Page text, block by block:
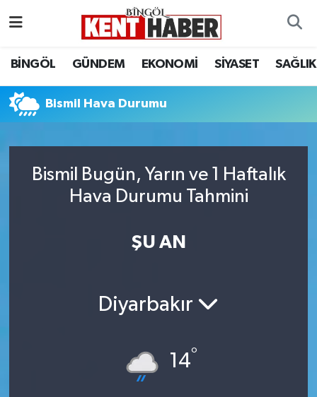
BİNGÖL GÜNDEM EKONOMİ SİYASET SAĞLIK
Bismil Hava Durumu
Bismil Bugün, Yarın ve 1 Haftalık
Hava Durumu Tahmini
ŞU AN
Diyarbakır
14°
BİLİM-TEKNOLOJİ
DÜNYA
EKONOMİ
Bingöl Hava Durumu
Bingöl Namaz Vakitleri
Süper Lig Puan Durumu ve Fikstür